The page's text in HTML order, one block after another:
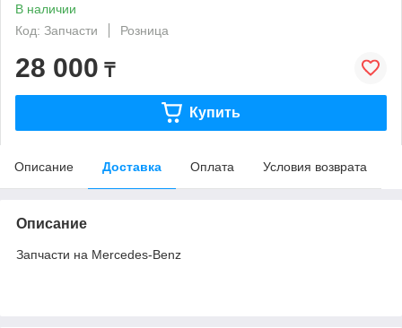
В наличии
Код: Запчасти
Розница
28 000 ₸
Купить
Описание Доставка Оплата Условия возврата
Описание
Запчасти на Mercedes-Benz